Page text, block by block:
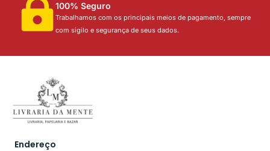
100% Seguro
Trabalhamos com os principais meios de pagamento, sempre
com sigilo e segurança de seus dados.
Endereço